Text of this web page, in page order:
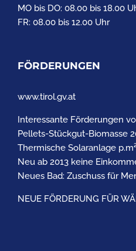
MO bis DO: 08.00 bis 18.00
FR: 08.00 bis 12.00 Uhr
FÖRDERUNGEN
www.tirol.gv.at
Interessante Förderungen
Pellets-Stückgut-Biomasse
Thermische Solaranlage
Neu ab 2013 keine
Neues Bad: Zuschuss für
NEUE FÖRDERUNG FÜR